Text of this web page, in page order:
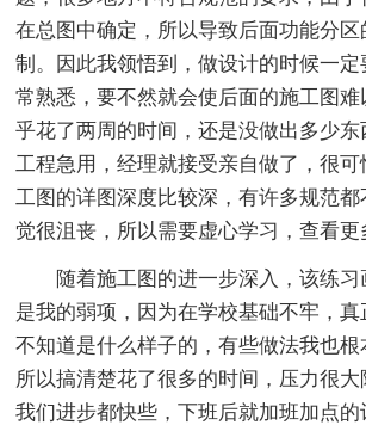
在总图中确定，所以导致后面功能分区
制。因此我领悟到，做设计的时候一
常熟悉，要不然就会使后面的施工图
乎花了两周的时间，还是没做出多少
工程急用，经理就接受亲自做了，很
工图的详图深度比较深，有许多规范
觉很沮丧，所以需要虚心学习，查看更
随着施工图的进一步深入，该练习
是我的弱项，因为在学校基础不牢，
不知道是什么样子的，有些做法我也根
所以搞清楚花了很多的时间，压力很
我们进步都快些，下班后就加班加点